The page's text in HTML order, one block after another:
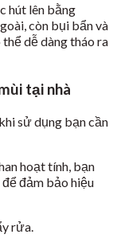
hút lên bằng
còn bụi bẩn và
dễ dàng tháo ra
tại nhà
sử dụng bạn cần
hoạt tính, bạn
đảm bảo hiệu
rửa.